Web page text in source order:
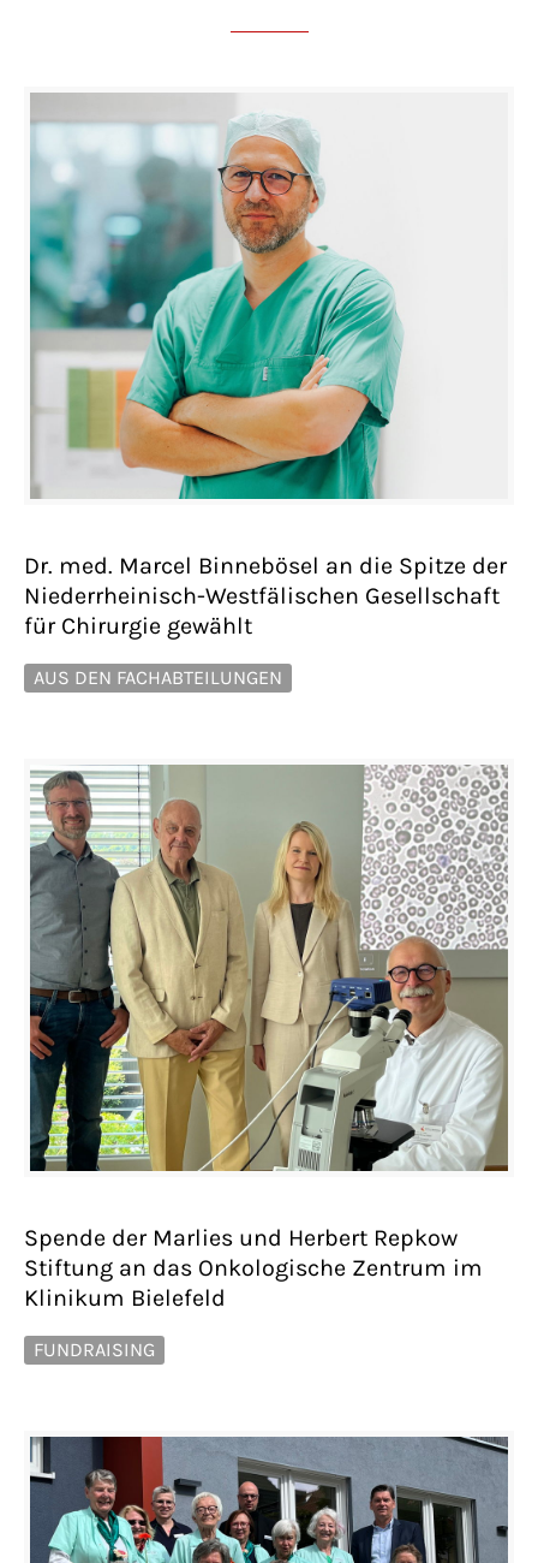
Dr. med. Marcel Binnebösel an die Spitze der
Niederrheinisch-Westfälischen Gesellschaft
für Chirurgie gewählt
AUS DEN FACHABTEILUNGEN
Spende der Marlies und Herbert Repkow
Stiftung an das Onkologische Zentrum im
Klinikum Bielefeld
FUNDRAISING